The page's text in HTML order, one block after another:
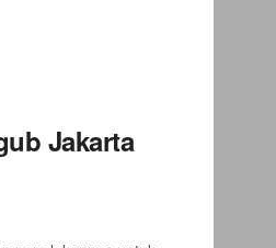
Jakarta